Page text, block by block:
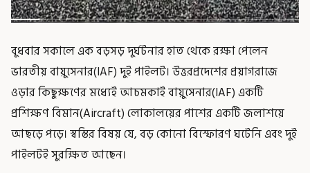
বুধবার সকালে এক বড়সড় দুর্ঘটনার হাত থেকে রক্ষা পেলেন
ভারতীয় বায়ুসেনার(IAF) দুই পাইলট। উত্তরপ্রদেশের প্রয়াগরাজে
ওড়ার কিছুক্ষণের মধ্যেই আচমকাই বায়ুসেনার(IAF) একটি
প্রশিক্ষণ বিমান(Aircraft) লোকালয়ের পাশের একটি জলাশয়ে
আছড়ে পড়ে। স্বস্তির বিষয় যে, বড় কোনো বিস্ফোরণ ঘটেনি এবং দুই
পাইলটই সুরক্ষিত আছেন।